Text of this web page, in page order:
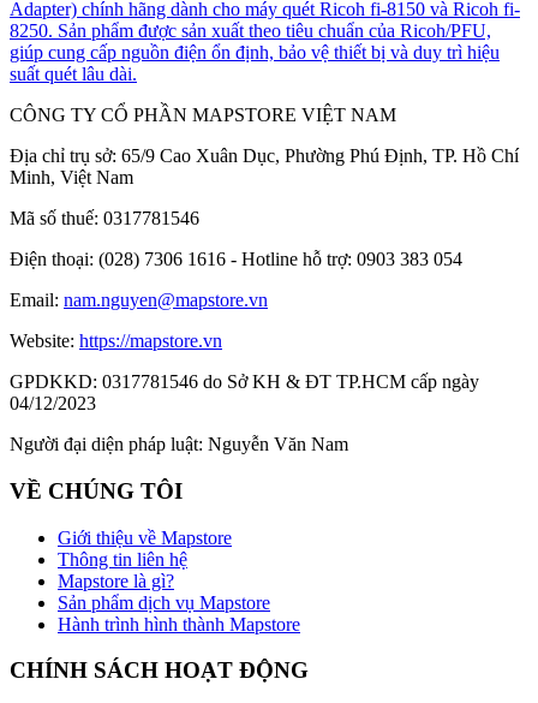
Adapter) chính hãng dành cho máy quét Ricoh fi-8150 và Ricoh fi-
8250. Sản phẩm được sản xuất theo tiêu chuẩn của Ricoh/PFU,
giúp cung cấp nguồn điện ổn định, bảo vệ thiết bị và duy trì hiệu
suất quét lâu dài.
CÔNG TY CỔ PHẦN MAPSTORE VIỆT NAM
Địa chỉ trụ sở: 65/9 Cao Xuân Dục, Phường Phú Định, TP. Hồ Chí
Minh, Việt Nam
Mã số thuế: 0317781546
Điện thoại: (028) 7306 1616 - Hotline hỗ trợ: 0903 383 054
Email: nam.nguyen@mapstore.vn
Website: https://mapstore.vn
GPDKKD: 0317781546 do Sở KH & ĐT TP.HCM cấp ngày
04/12/2023
Người đại diện pháp luật: Nguyễn Văn Nam
VỀ CHÚNG TÔI
Giới thiệu về Mapstore
Thông tin liên hệ
Mapstore là gì?
Sản phẩm dịch vụ Mapstore
Hành trình hình thành Mapstore
CHÍNH SÁCH HOẠT ĐỘNG